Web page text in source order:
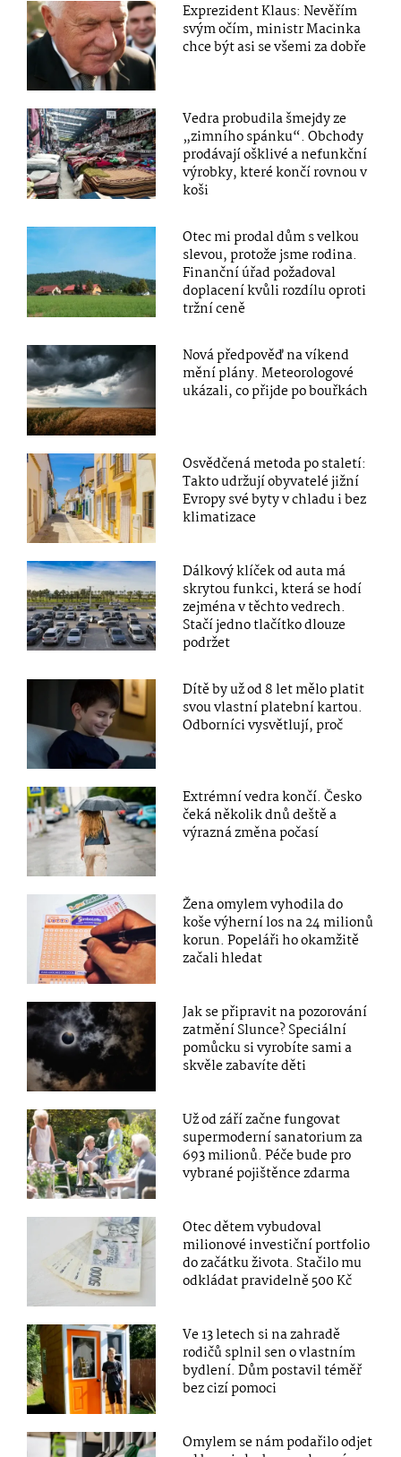
Exprezident Klaus: Nevěřím
svým očím, ministr Macinka
chce být asi se všemi za dobře
Vedra probudila šmejdy ze
„zimního spánku“. Obchody
prodávají ošklivé a nefunkční
výrobky, které končí rovnou v
koši
Otec mi prodal dům s velkou
slevou, protože jsme rodina.
Finanční úřad požadoval
doplacení kvůli rozdílu oproti
tržní ceně
Nová předpověď na víkend
mění plány. Meteorologové
ukázali, co přijde po bouřkách
Osvědčená metoda po staletí:
Takto udržují obyvatelé jižní
Evropy své byty v chladu i bez
klimatizace
Dálkový klíček od auta má
skrytou funkci, která se hodí
zejména v těchto vedrech.
Stačí jedno tlačítko dlouze
podržet
Dítě by už od 8 let mělo platit
svou vlastní platební kartou.
Odborníci vysvětlují, proč
Extrémní vedra končí. Česko
čeká několik dnů deště a
výrazná změna počasí
Žena omylem vyhodila do
koše výherní los na 24 milionů
korun. Popeláři ho okamžitě
začali hledat
Jak se připravit na pozorování
zatmění Slunce? Speciální
pomůcku si vyrobíte sami a
skvěle zabavíte děti
Už od září začne fungovat
supermoderní sanatorium za
693 milionů. Péče bude pro
vybrané pojištěnce zdarma
Otec dětem vybudoval
milionové investiční portfolio
do začátku života. Stačilo mu
odkládat pravidelně 500 Kč
Ve 13 letech si na zahradě
rodičů splnil sen o vlastním
bydlení. Dům postavil téměř
bez cizí pomoci
Omylem se nám podařilo odjet